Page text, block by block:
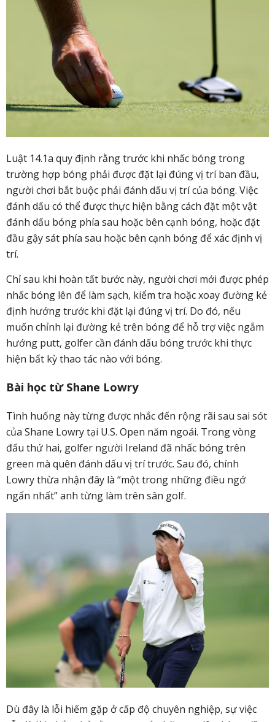
Luật 14.1a quy định rằng trước khi nhấc bóng trong
trường hợp bóng phải được đặt lại đúng vị trí ban đầu,
người chơi bắt buộc phải đánh dấu vị trí của bóng. Việc
đánh dấu có thể được thực hiện bằng cách đặt một vật
đánh dấu bóng phía sau hoặc bên cạnh bóng, hoặc đặt
đầu gậy sát phía sau hoặc bên cạnh bóng để xác định vị
trí.
Chỉ sau khi hoàn tất bước này, người chơi mới được phép
nhấc bóng lên để làm sạch, kiểm tra hoặc xoay đường kẻ
định hướng trước khi đặt lại đúng vị trí. Do đó, nếu
muốn chỉnh lại đường kẻ trên bóng để hỗ trợ việc ngắm
hướng putt, golfer cần đánh dấu bóng trước khi thực
hiện bất kỳ thao tác nào với bóng.
Bài học từ Shane Lowry
Tình huống này từng được nhắc đến rộng rãi sau sai sót
của Shane Lowry tại U.S. Open năm ngoái. Trong vòng
đấu thứ hai, golfer người Ireland đã nhấc bóng trên
green mà quên đánh dấu vị trí trước. Sau đó, chính
Lowry thừa nhận đây là “một trong những điều ngớ
ngẩn nhất” anh từng làm trên sân golf.
Dù đây là lỗi hiếm gặp ở cấp độ chuyên nghiệp, sự việc